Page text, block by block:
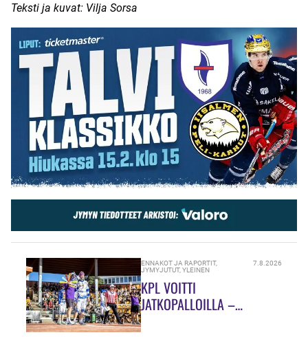
Teksti ja kuvat: Vilja Sorsa
ENNAKOT JA RAPORTIT,
JYMYJUTUT,YLEINEN
7.8.2026
KPL VOITTI
JATKOPALLOILLA –